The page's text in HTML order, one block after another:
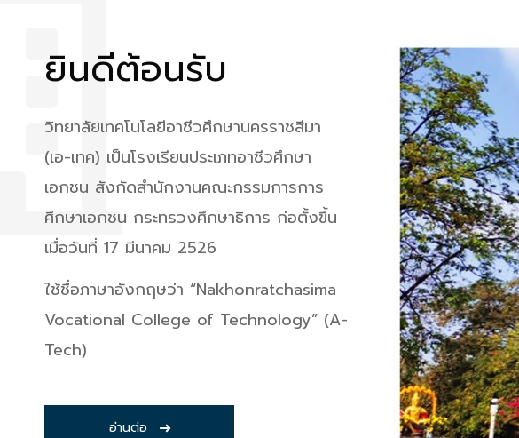
ยินดีต้อนรับ
วิทยาลัยเทคโนโลยีอาชีวศึกษานครราชสีมา
(เอ-เทค) เป็นโรงเรียนประเภทอาชีวศึกษา
เอกชน สังกัดสำนักงานคณะกรรมการการ
ศึกษาเอกชน กระทรวงศึกษาธิการ ก่อตั้งขึ้น
เมื่อวันที่ 17 มีนาคม 2526
ใช้ชื่อภาษาอังกฤษว่า “Nakhonratchasima
Vocational College of Technology” (A-
Tech)
อ่านต่อ